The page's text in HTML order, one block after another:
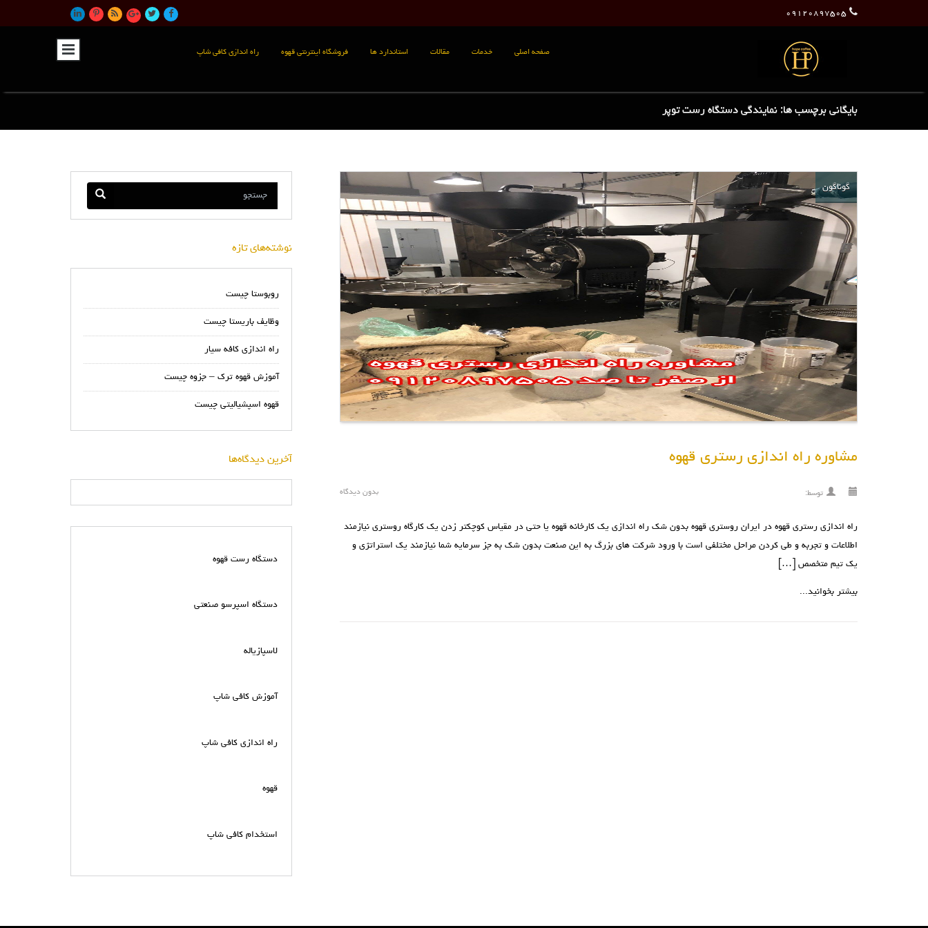
۰۹۱۲۰۸۹۷۵۰۵
صفحه اصلی خدمات مقالات استاندارد ها فروشگاه اینترنتی قهوه راه اندازی کافی شاپ
بایگانی برچسب ها: نمایندگی دستگاه رست توپر
گوناگون
مشاوره راه اندازی رستری قهوه
توسط: بدون دیدگاه
راه اندازی رستری قهوه در ایران روستری قهوه بدون شک راه اندازی یک کارخانه قهوه یا حتی در مقیاس کوچکتر زدن یک کارگاه روستری نیازمند
اطلاعات و تجربه و طی کردن مراحل مختلفی است با ورود شرکت های بزرگ به این صنعت بدون شک به جز سرمایه شما نیازمند یک استراتژی و
یک تیم متخصص […]
بیشتر بخوانید...
نوشته‌های تازه
روبوستا چیست
وظایف باریستا چیست
راه اندازی کافه سیار
آموزش قهوه ترک – جزوه چیست
قهوه اسپشیالیتی چیست
آخرین دیدگاه‌ها
دستگاه رست قهوه
دستگاه اسپرسو صنعتی
لاسپازیاله
آموزش کافی شاپ
راه اندازی کافی شاپ
قهوه
استخدام کافی شاپ